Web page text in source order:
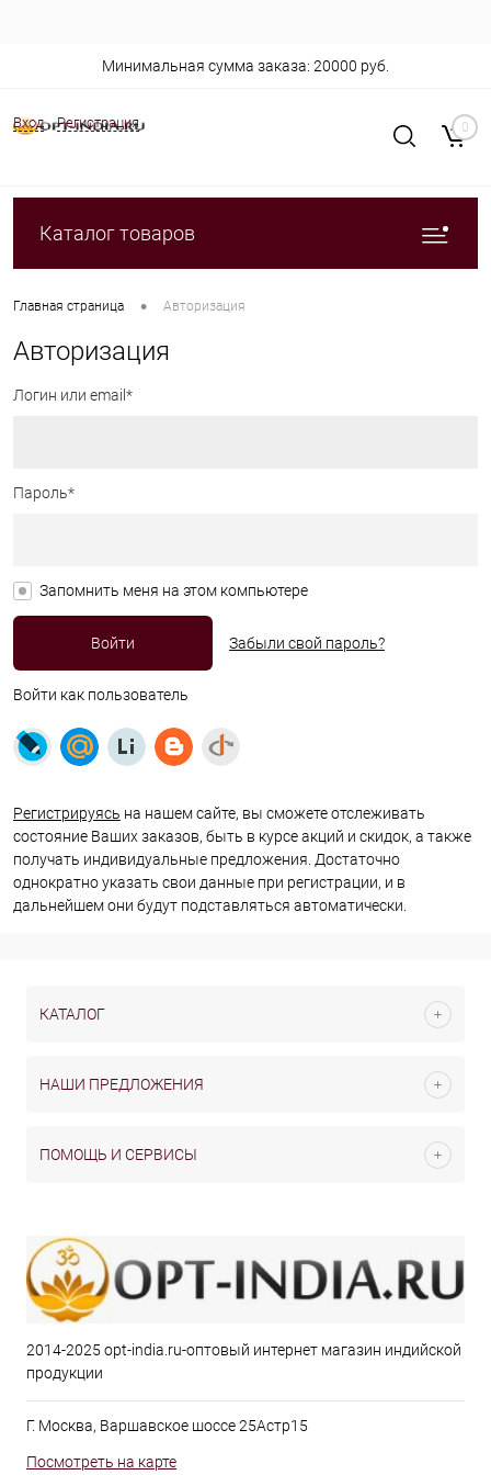
Вход Регистрация
Минимальная сумма заказа: 20000 руб.
0
Каталог товаров
Главная страница • Авторизация
Авторизация
Логин или email*
Пароль*
Запомнить меня на этом компьютере
Забыли свой пароль?
Войти как пользователь
Регистрируясь на нашем сайте, вы сможете отслеживать
состояние Ваших заказов, быть в курсе акций и скидок, а также
получать индивидуальные предложения. Достаточно
однократно указать свои данные при регистрации, и в
дальнейшем они будут подставляться автоматически.
КАТАЛОГ
НАШИ ПРЕДЛОЖЕНИЯ
ПОМОЩЬ И СЕРВИСЫ
2014-2025 opt-india.ru-оптовый интернет магазин индийской
продукции
Г. Москва, Варшавское шоссе 25Астр15
Посмотреть на карте